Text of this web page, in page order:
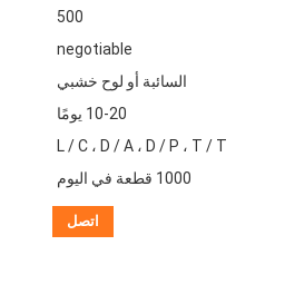
500
negotiable
السائبة أو لوح خشبي
10-20 يومًا
L / C ، D / A ، D / P ، T / T
1000 قطعة في اليوم
اتصل